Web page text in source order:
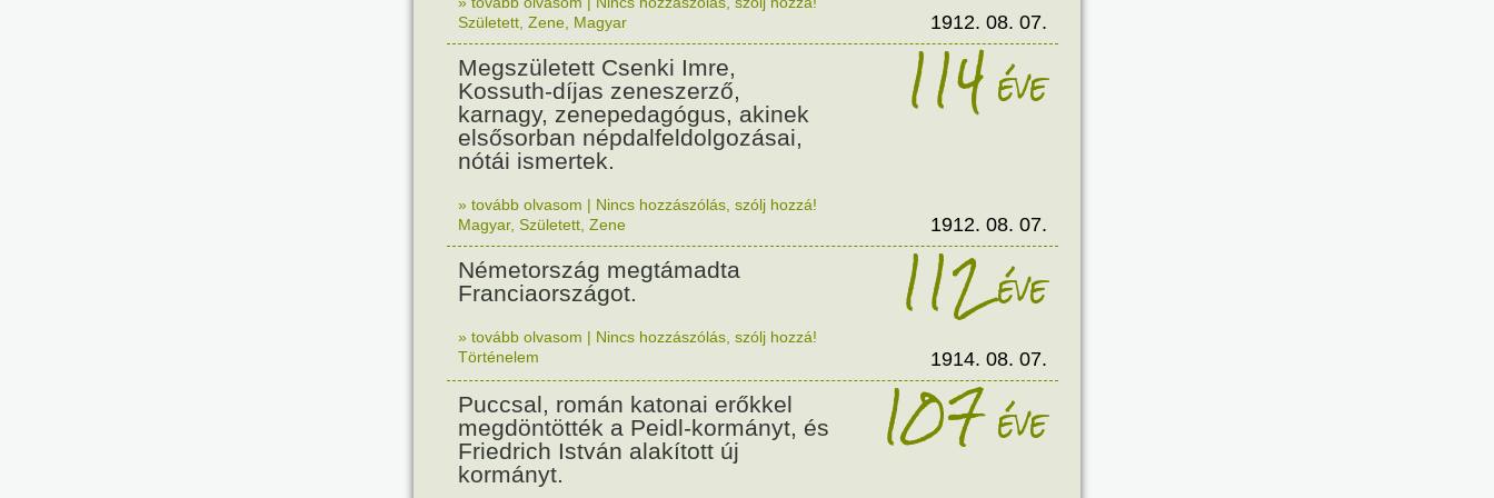
Született Zene Magyar 1912. 08. 07.
Megszületett Csenki Imre,
Kossuth-díjas zeneszerző,
karnagy, zenepedagógus, akinek
elsősorban népdalfeldolgozásai,
nótái ismertek.
114éve
» tovább olvasom | Nincs hozzászólás, szólj hozzá!
Magyar, Született Zene 1912. 08. 07.
Németország megtámadta
Franciaországot.
112éve
» tovább olvasom | Nincs hozzászólás, szólj hozzá!
Történelem
1914. 08. 07.
Puccsal, román katonai erőkkel
megdöntötték a Peidl-kormányt, és
Friedrich István alakított új
kormányt.
107éve